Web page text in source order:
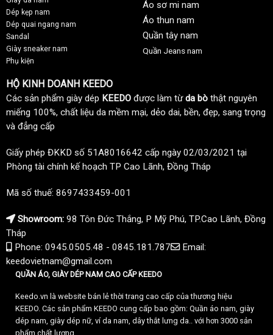
Dép kẹp nam
Dép quai ngang nam
Sandal
Giày sneaker nam
Phụ kiện
Áo sơ mi nam
Áo thun nam
Quần tây nam
Quần Jeans nam
HỘ KINH DOANH KEEDO
Các sản phẩm giày dép KEEDO được làm từda bò thật nguyên
miếng 100%, chất liệu da mềm mại, dẻo dai, bền, đẹp, sang trọng
và đẳng cấp
Giấy phép ĐKKD số 51A8016642 cấp ngày 02/03/2021 tại
Phòng tài chính kế hoạch TP Cao Lãnh, Đồng Tháp
Mã số thuế: 8697433459-001
Showroom: 98 Tôn Đức Thắng, P Mỹ Phú, TP.Cao Lãnh, Đồng
Tháp
Phone: 0945.0505.48 - 0845.181.787
Email:
keedovietnam@gmail.com
QUẦN ÁO, GIÀY DÉP NAM CAO CẤP KEEDO
Keedo.vn là website bán lẻ thời trang cao cấp của thương hiệu
KEEDO. Các sản phẩm KEEDO cung cấp bao gồm: Quần áo nam, giày
dép nam, giày dép nữ, ví da nam, dây thắt lưng da.. với hơn 3000 sản
phẩm chất lượng.